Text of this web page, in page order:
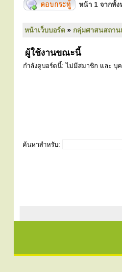
หน้า 1 จากทั้ง
หน้าเว็บบอร์ด » กลุ่มศาสนสถา
ผู้ใช้งานขณะนี้
กำลังดูบอร์ดนี้: ไม่มีสมาชิก และ บุ
ค้นหาสำหรับ: